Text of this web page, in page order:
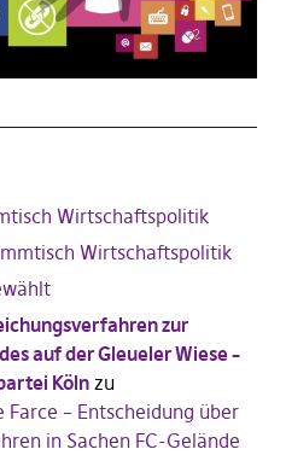
Wirtschaftspolitik
Wirtschaftspolitik
zur
auf der Gleueler Wiese –
Kölnzu
– Entscheidung über
in Sachen FC-Gelände